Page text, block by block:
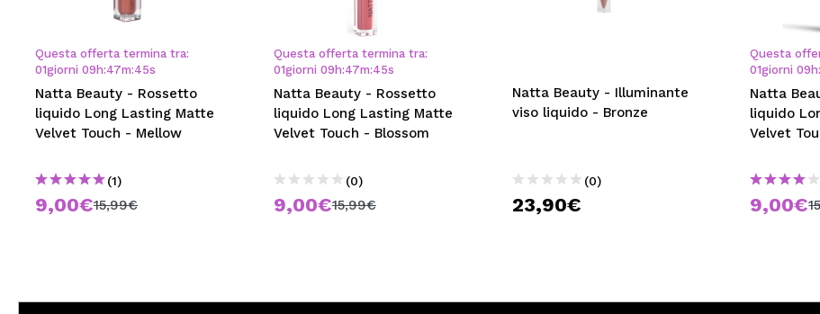
MAQUIFARMA
KOREA ZONE
TRAVEL SIZE
NATURE
SPECIALE
Questa offerta termina tra:
01giorni 09 h:47m:45s
Natta Beauty - Rossetto
liquido Long Lasting Matte
Velvet Touch - Mellow
(1)
9,00€15,99€
Questa offerta termina tra:
01giorni 09 h:47m:45s
Natta Beauty - Rossetto
liquido Long Lasting Matte
Velvet Touch - Blossom
(0)
9,00€15,99€
Natta Beauty - Illuminante
viso liquido - Bronze
(0)
23,90€
Questa
01giorni 09 h:
Natta
liquido
Velvet
9,00€